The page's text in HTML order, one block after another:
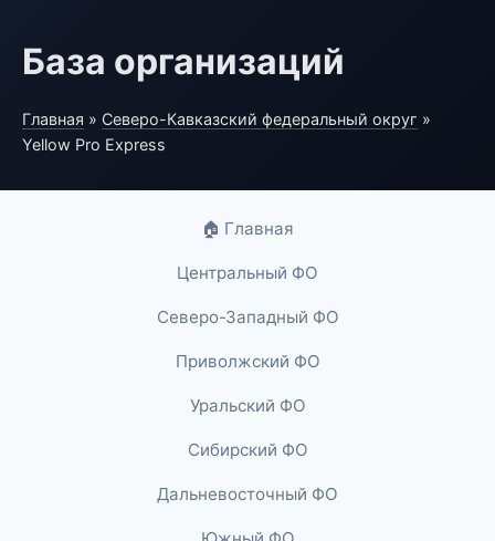
База организаций
Главная » Северо-Кавказский федеральный округ »
Yellow Pro Express
🏠 Главная
Центральный ФО
Северо-Западный ФО
Приволжский ФО
Уральский ФО
Сибирский ФО
Дальневосточный ФО